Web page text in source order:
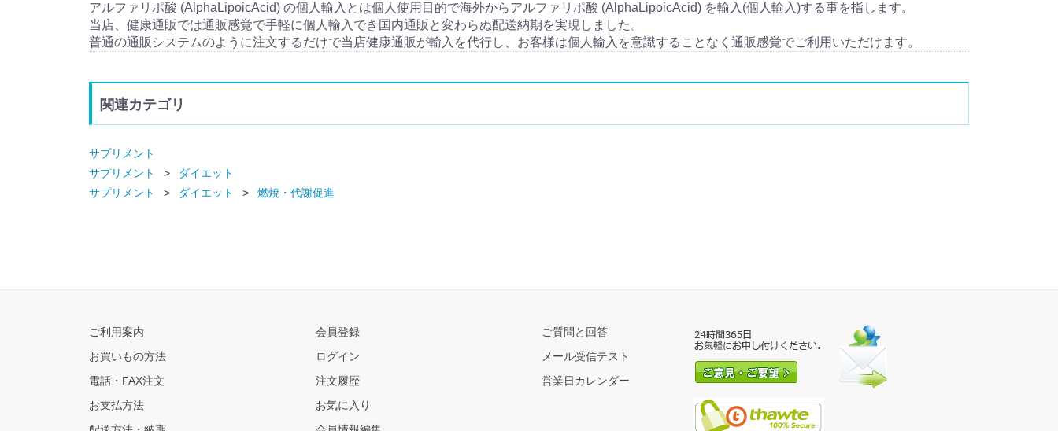
アルファリポ酸 (AlphaLipoicAcid) の個人輸入とは個人使用目的で海外からアルファリポ酸 (AlphaLipoicAcid) を輸入(個人輸入)する事を指します。
当店、健康通販では通販感覚で手軽に個人輸入でき国内通販と変わらぬ配送納期を実現しました。
普通の通販システムのように注文するだけで当店健康通販が輸入を代行し、お客様は個人輸入を意識することなく通販感覚でご利用いただけます。
関連カテゴリ
サプリメント
サプリメント
ダイエット
サプリメント
ダイエット 燃焼・代謝促進
ご利用案内
お買いもの方法
電話・FAX注文
お支払方法
会員登録
ログイン
注文履歴
お気に入り
ご質問と回答
メール受信テスト
営業日カレンダー